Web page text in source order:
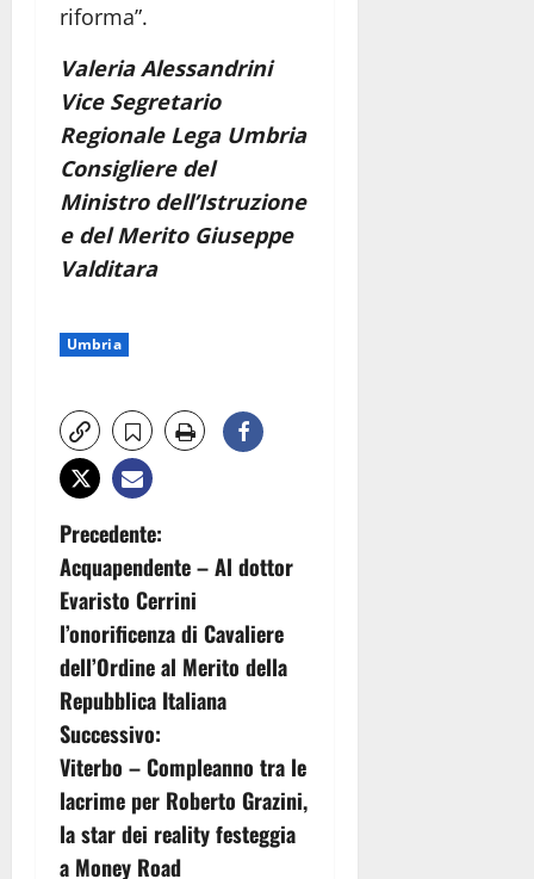
riforma”.
Valeria Alessandrini
Vice Segretario
Regionale Lega Umbria
Consigliere del
Ministro dell’Istruzione
e del Merito Giuseppe
Valditara
Umbria
N
a
v
i
g
a
z
Precedente:
Acquapendente – Al dottor
Evaristo Cerrini
l’onorificenza di Cavaliere
dell’Ordine al Merito della
Repubblica Italiana
Successivo:
Viterbo – Compleanno tra le
lacrime per Roberto Grazini,
la star dei reality festeggia
a Money Road